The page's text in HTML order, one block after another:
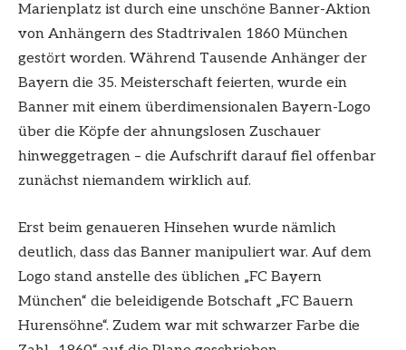
Marienplatz ist durch eine unschöne Banner-Aktion
von Anhängern des Stadtrivalen 1860 München
gestört worden. Während Tausende Anhänger der
Bayern die 35. Meisterschaft feierten, wurde ein
Banner mit einem überdimensionalen Bayern-Logo
über die Köpfe der ahnungslosen Zuschauer
hinweggetragen – die Aufschrift darauf fiel offenbar
zunächst niemandem wirklich auf.
Erst beim genaueren Hinsehen wurde nämlich
deutlich, dass das Banner manipuliert war. Auf dem
Logo stand anstelle des üblichen „FC Bayern
München“ die beleidigende Botschaft „FC Bauern
Hurensöhne“. Zudem war mit schwarzer Farbe die